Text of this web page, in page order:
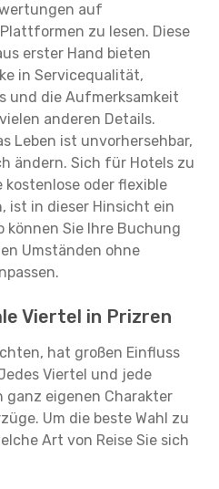
auf
zu lesen. Diese
erster Hand bieten
in Servicequalität,
und die Aufmerksamkeit
anderen Details.
Leben ist unvorhersehbar,
ändern. Sich für Hotels zu
oder flexible
ist in dieser Hinsicht ein
können Sie Ihre Buchung
Umständen ohne
Viertel in Prizren
hat großen Einfluss
Viertel und jede
eigenen Charakter
Um die beste Wahl zu
Art von Reise Sie sich